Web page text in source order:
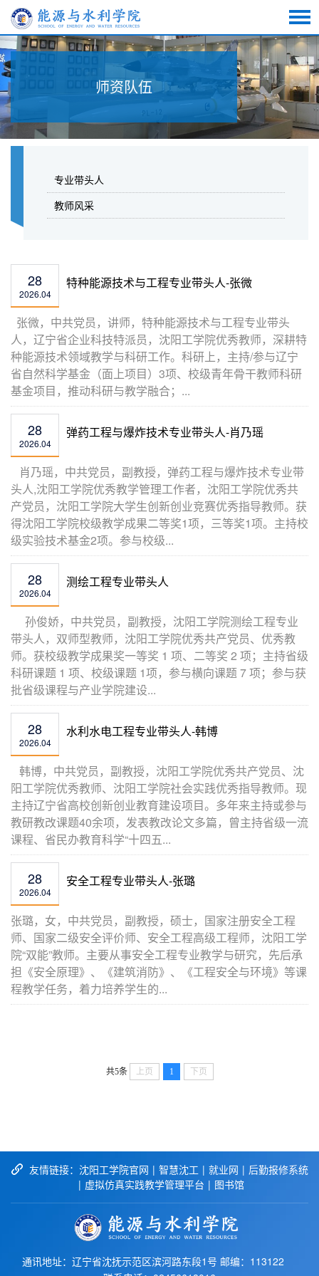
师资队伍
专业带头人
教师风采
28
2026.04
特种能源技术与工程专业带头人-张微
​ 张微，中共党员，讲师，特种能源技术与工程专业带头
人，辽宁省企业科技特派员，沈阳工学院优秀教师，深耕特
种能源技术领域教学与科研工作。科研上，主持/参与辽宁
省自然科学基金（面上项目）3项、校级青年骨干教师科研
基金项目，推动科研与教学融合；...
28
2026.04
弹药工程与爆炸技术专业带头人-肖乃瑶
​ 肖乃瑶，中共党员，副教授，弹药工程与爆炸技术专业带
头人,沈阳工学院优秀教学管理工作者，沈阳工学院优秀共
产党员，沈阳工学院大学生创新创业竞赛优秀指导教师。获
得沈阳工学院校级教学成果二等奖1项，三等奖1项。主持校
级实验技术基金2项。参与校级...
28
2026.04
测绘工程专业带头人
​ 孙俊娇，中共党员，副教授，沈阳工学院测绘工程专业
带头人，双师型教师，沈阳工学院优秀共产党员、优秀教
师。获校级教学成果奖一等奖 1 项、二等奖 2 项；主持省级
科研课题 1 项、校级课题 1项，参与横向课题 7 项；参与获
批省级课程与产业学院建设...
28
2026.04
水利水电工程专业带头人-韩博
韩博，中共党员，副教授，沈阳工学院优秀共产党员、沈
阳工学院优秀教师、沈阳工学院社会实践优秀指导教师。现
主持辽宁省高校创新创业教育建设项目。多年来主持或参与
教研教改课题40余项，发表教改论文多篇，曾主持省级一流
课程、省民办教育科学“十四五...
28
2026.04
安全工程专业带头人-张璐
​张璐，女，中共党员，副教授，硕士，国家注册安全工程
师、国家二级安全评价师、安全工程高级工程师，沈阳工学
院“双能”教师。主要从事安全工程专业教学与研究，先后承
担《安全原理》、《建筑消防》、《工程安全与环境》等课
程教学任务，着力培养学生的...
共5条 上页 1 下页
友情链接： 沈阳工学院官网 | 智慧沈工 | 就业网 | 后勤报修系统
| 虚拟仿真实践教学管理平台 | 图书馆
通讯地址：辽宁省沈抚示范区滨河路东段1号 邮编：113122